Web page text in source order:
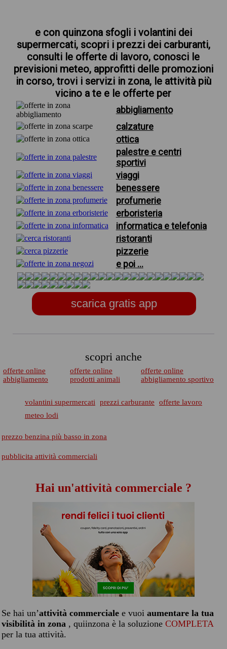
e con quinzona sfogli i volantini dei
supermercati, scopri i prezzi dei carburanti,
consulti le offerte di lavoro, conosci le
previsioni meteo, approfitti delle promozioni
in corso, trovi i servizi in zona, le attività più
vicino a te e le offerte per
abbigliamento
calzature
ottica
palestre e centri
sportivi
viaggi
benessere
profumerie
erboristeria
informatica e telefonia
ristoranti
pizzerie
e poi ...
scarica gratis app
scopri anche
offerte online
abbigliamento
offerte online
prodotti animali
offerte online
abbigliamento sportivo
volantini supermercati prezzi carburante
offerte lavoro
meteo lodi
prezzo benzina più basso in zona
pubblicita attività commerciali
Hai un'attività commerciale ?
Se hai un’attività commerciale e vuoi aumentare la tua
visibilità in zona , quiinzona è la soluzione COMPLETA
per la tua attività.